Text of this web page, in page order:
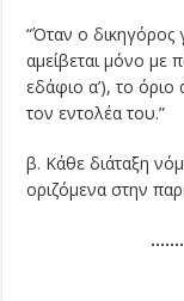
“Όταν ο δικηγόρος
αμείβεται μόνο με
εδάφιο α’), το όριο
τον εντολέα του.”
β. Κάθε διάταξη
οριζόμενα στην